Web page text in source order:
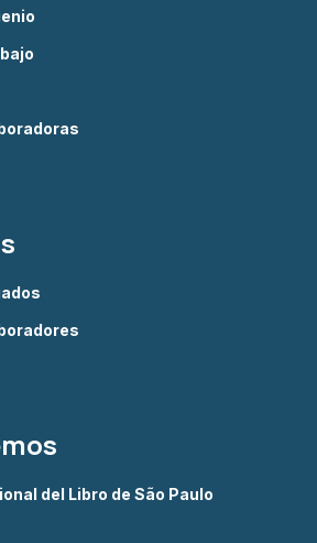
del Libro de São Paulo